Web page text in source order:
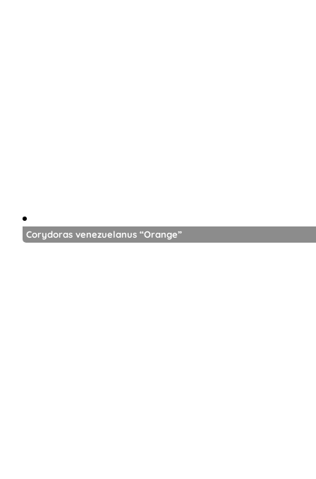
Corydoras venezuelanus “Orange”